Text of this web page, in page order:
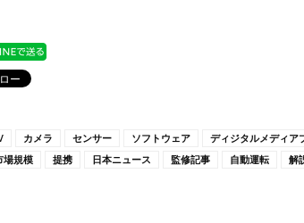
カメラ センサー ソフトウェア
ディジタルメディア
場規模 提携 日本ニュース 監修記事 自動運転 解